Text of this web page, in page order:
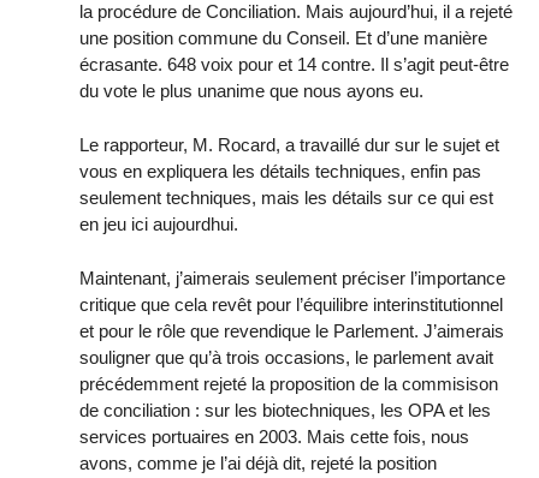
la procédure de Conciliation. Mais aujourd’hui, il a rejeté
une position commune du Conseil. Et d’une manière
écrasante. 648 voix pour et 14 contre. Il s’agit peut-être
du vote le plus unanime que nous ayons eu.
Le rapporteur, M. Rocard, a travaillé dur sur le sujet et
vous en expliquera les détails techniques, enfin pas
seulement techniques, mais les détails sur ce qui est
en jeu ici aujourdhui.
Maintenant, j’aimerais seulement préciser l’importance
critique que cela revêt pour l’équilibre interinstitutionnel
et pour le rôle que revendique le Parlement. J’aimerais
souligner que qu’à trois occasions, le parlement avait
précédemment rejeté la proposition de la commisison
de conciliation : sur les biotechniques, les OPA et les
services portuaires en 2003. Mais cette fois, nous
avons, comme je l’ai déjà dit, rejeté la position